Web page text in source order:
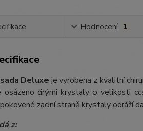
Hodnocení 1
Deluxe je vyrobena z kvalitní
osázeno čirými krystaly o velikosti
zadní straně krystaly odráží
z: